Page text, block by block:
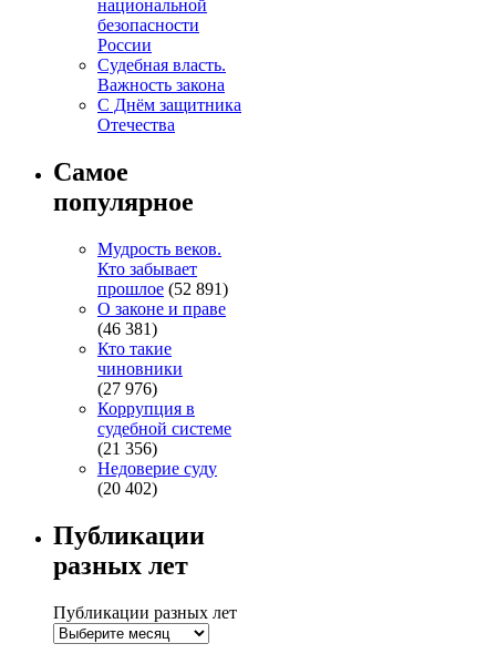
национальной
безопасности
России
Судебная власть.
Важность закона
С Днём защитника
Отечества
Самое
популярное
Мудрость веков.
Кто забывает
прошлое (52 891)
О законе и праве
(46 381)
Кто такие
чиновники
(27 976)
Коррупция в
судебной системе
(21 356)
Недоверие суду
(20 402)
Публикации
разных лет
Публикации разных лет